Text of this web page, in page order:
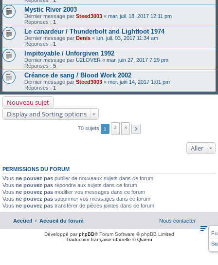
Mystic River 2003
Dernier message par Steed3003 « mar. juil. 18, 2017 12:11 pm
Réponses : 1
Le canardeur / Thunderbolt and Lightfoot 1974
Dernier message par Denis « lun. juil. 03, 2017 11:34 am
Réponses : 1
Impitoyable / Unforgiven 1992
Dernier message par U2LOVER « mar. juin 27, 2017 7:29 pm
Réponses : 5
Créance de sang / Blood Work 2002
Dernier message par Steed3003 « mer. juin 14, 2017 1:01 pm
Réponses : 1
Nouveau sujet
Display and Sorting options
70 sujets 1 2 3
Aller
PERMISSIONS DU FORUM
Vous ne pouvez pas publier de nouveaux sujets dans ce forum
Vous ne pouvez pas répondre aux sujets dans ce forum
Vous ne pouvez pas modifier vos messages dans ce forum
Vous ne pouvez pas supprimer vos messages dans ce forum
Vous ne pouvez pas transférer de pièces jointes dans ce forum
Accueil Accueil du forum Nous contacter
Développé parphpBB® Forum Software © phpBB Limited
Traduction française officielle ©Qiaeru